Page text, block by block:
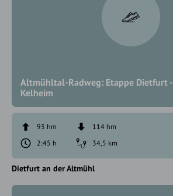
Altmühltal-Radweg: Etappe Dietfurt
Kelheim
93 hm
114 hm
2:45 h
34,5 km
Dietfurt an der Altmühl